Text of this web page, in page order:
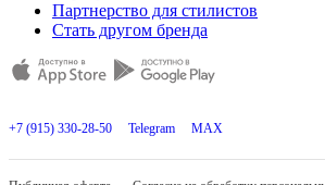
Партнерство для стилистов
Стать другом бренда
+7 (915) 330-28-50 Telegram MAX